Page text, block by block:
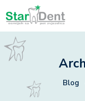
Blog